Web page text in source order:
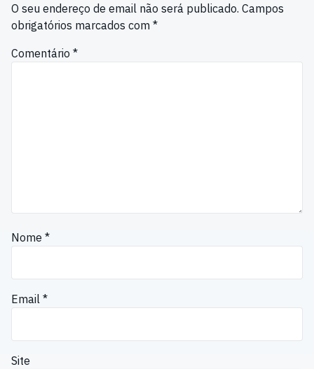
O seu endereço de email não será publicado. Campos
obrigatórios marcados com *
Comentário *
Nome *
Email *
Site